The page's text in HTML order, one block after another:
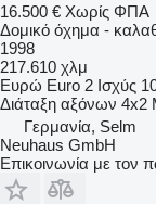
16.500 € Χωρίς ΦΠΑ
Δομικό όχημα -
1998
217.610 χλμ
Ευρώ Euro 2 Ισχύς
Διάταξη αξόνων 4x2
Γερμανία, Selm
Neuhaus GmbH
Επικοινωνία με τον